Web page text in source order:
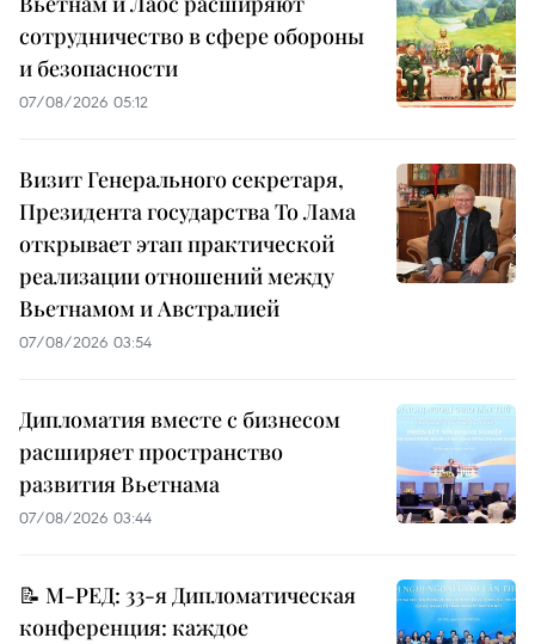
сотрудничество в сфере обороны
и безопасности
07/08/2026 05:12
Визит Генерального секретаря,
Президента государства То Лама
открывает этап практической
реализации отношений между
Вьетнамом и Австралией
07/08/2026 03:54
Дипломатия вместе с бизнесом
расширяет пространство
развития Вьетнама
07/08/2026 03:44
📝 М-РЕД: 33-я Дипломатическая
конференция: каждое